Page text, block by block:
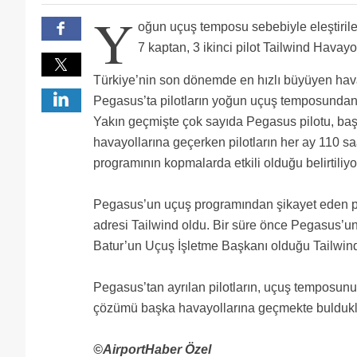
tekrar 8:30'da pick up ve duty time 13:30 saat
"yaw he he" olduğu sürece Turk Filmi kültürü
Doktordan cok saglik bilgisi olan Hastane
kültür bu. Öğrenilmiş cahillik.
Ya he he yazan organizma sen pilot olamadın
Nasıl bir düşünce tarzı nasıl bir cehalet dolu yorum ,
Oncelikle insan ne olursa olsun isini
stresi var.diyorsunuz ki.160 - 300 kisinin cani
fazla guvende degil kimse.ucak en guvenli yer
disinda hemen hemen herkes fazla mesai
l kabin çok yorgun.guvenlik kimsenin umrunda
Pegasus kabin ekibi artık yıllardır yapılmayan
sadece kokpit değil kabin içler acısı. Safety
herşeye çok açık. Artık devletin buna müdahele
bilumum tramva olduktan sonra.
Pegasus ta pilotlara cay kahve yemek icmek para
Y oğun uçuş temposu sebebiyle
7 kaptan, 3 ikinci pilot Tailwind
Türkiye’nin son dönemde en hızlı büyüyen
Pegasus’ta pilotların yoğun uçuş
Yakın geçmişte çok sayıda Pegasus pilotu,
havayollarına geçerken pilotların her ay 110
programının kopmalarda etkili olduğu
Pegasus’un uçuş programından şikayet
adresi Tailwind oldu. Bir süre önce
Batur’un Uçuş İşletme Başkanı olduğu
Pegasus’tan ayrılan pilotların, uçuş
çözümü başka havayollarına geçmekte
©AirportHaber Özel